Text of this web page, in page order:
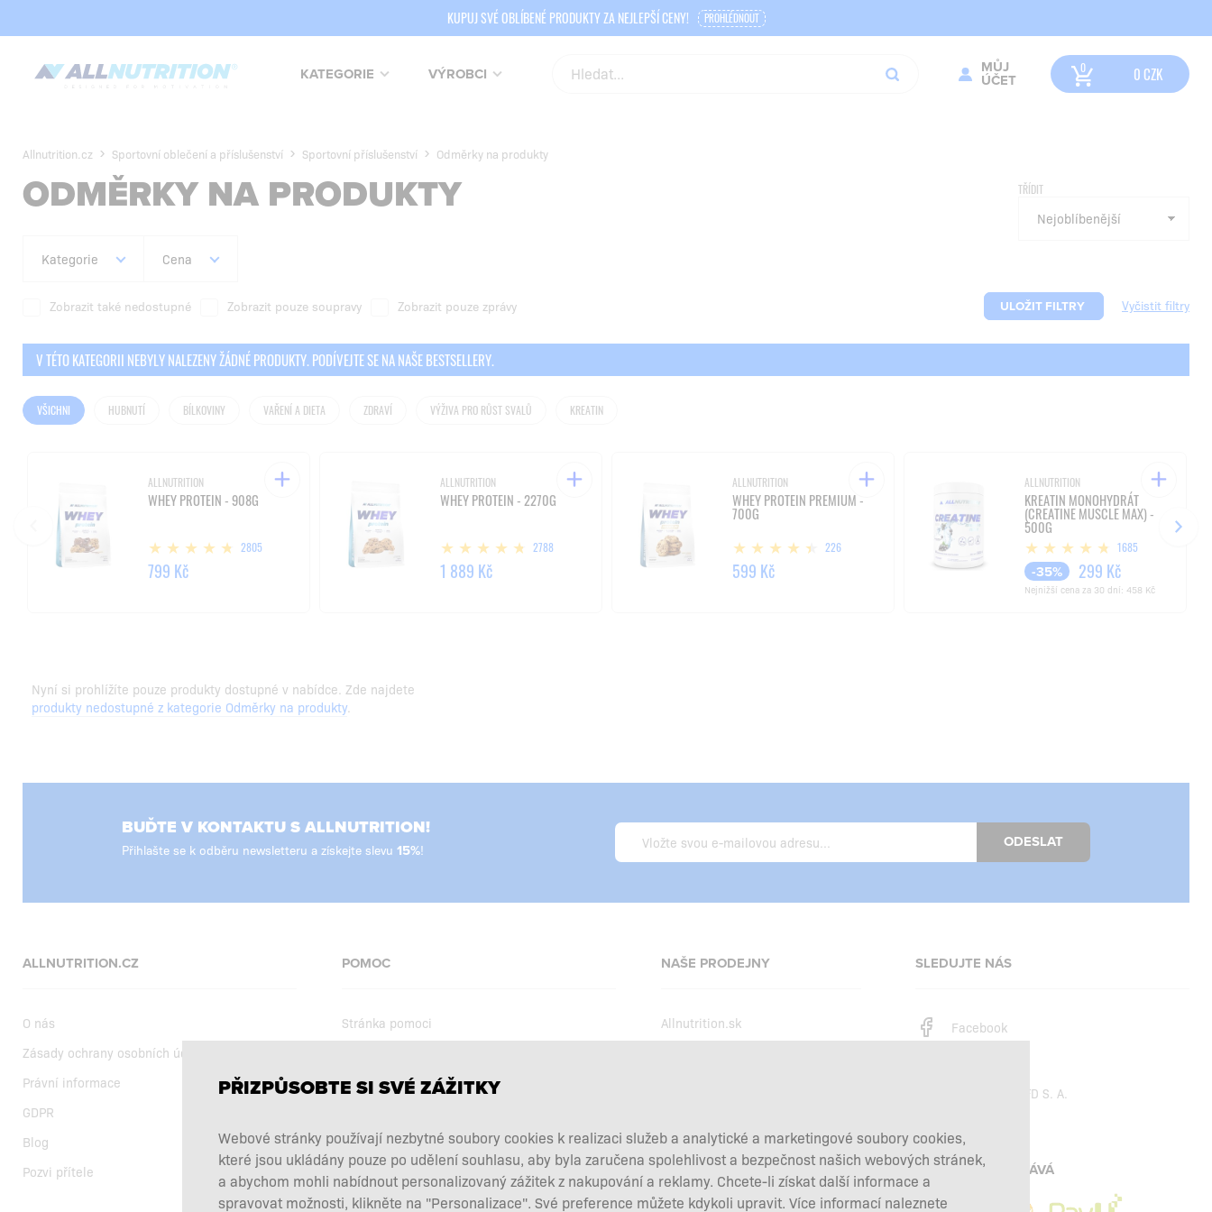
KUPUJ SVÉ OBLÍBENÉ PRODUKTY ZA NEJLEPŠÍ CENY! PROHLÉDNOUT
KATEGORIE VÝROBCI
MŮJ
ÚČET
0 CZK
Allnutrition.cz Sportovní oblečení a příslušenství Sportovní příslušenství Odměrky na produkty
ODMĚRKY NA PRODUKTY TŘÍDIT
Kategorie Cena
Zobrazit také nedostupné Zobrazit pouze soupravy Zobrazit pouze zprávy ULOŽIT FILTRY
V TÉTO KATEGORII NEBYLY NALEZENY ŽÁDNÉ PRODUKTY. PODÍVEJTE SE NA NAŠE BESTSELLERY.
VŠICHNI HUBNUTÍ BÍLKOVINY VAŘENÍ A DIETA ZDRAVÍ VÝŽIVA PRO RŮST SVALŮ KREATIN
ALLNUTRITION
WHEY PROTEIN - 908G
2805
799 Kč
ALLNUTRITION
WHEY PROTEIN - 2270G
2788
1 889 Kč
ALLNUTRITION
WHEY PROTEIN PREMIUM -
700G
226
599 Kč
ALLNUTRITION
KREATIN MONOHYDRÁT
(CREATINE MUSCLE MAX) -
500G
1685
-35% 299 Kč
Nejnižší cena za 30 dní: 458 Kč
Nyní si prohlížíte pouze produkty dostupné v nabídce. Zde najdete
produkty nedostupné z kategorie Odměrky na produkty
BUĎTE V KONTAKTU S ALLNUTRITION!
Přihlašte se k odběru newsletteru a získejte slevu ! ODESLAT
ALLNUTRITION.CZ
O nás
Zásady ochrany osobních údajů
Právní informace
GDPR
Blog
Pozvi přítele
POMOC
Stránka pomoci
Obchodní podmínky
Výběr doplňků
Reklamace a vrácení zboží
Zde odstoupit od smlouvy
NAŠE PRODEJNY
Allnutrition.sk
Allnutrition.co.uk
Allnutrition.de
SLEDUJTE NÁS
Facebook
SFD S. A.
PLATBY ZPRACOVÁVÁ
PŘIZPŮSOBTE SI SVÉ ZÁŽITKY
Webové stránky používají nezbytné soubory cookies k realizaci služeb a analytické a marketingové soubory cookies,
které jsou ukládány pouze po udělení souhlasu, aby byla zaručena spolehlivost a bezpečnost našich webových stránek,
a abychom mohli nabídnout personalizovaný zážitek z nakupování a reklamy. Chcete-li získat další informace a
spravovat možnosti, klikněte na "Personalizace". Své preference můžete kdykoli upravit. Více informací naleznete